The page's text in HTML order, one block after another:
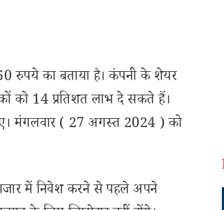
रुपये का बताया है। कंपनी के शेयर
14 प्रतिशत लाभ दे सकते हैं।
मंगलवार ( 27 अगस्त 2024 ) को
में निवेश करने से पहले अपने